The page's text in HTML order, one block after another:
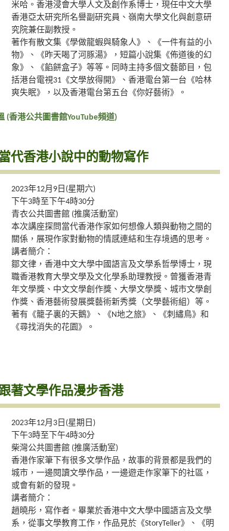
米哈。香港浸會大學人文及創作系博士，現任中文大學
香港亞太研究所名譽副研究員、嶺南大學文化與創意研
究院兼任副教授。
著作有散文集《學做龍蝦與騎象人》、《一件有益的小
物》、《昨天喝了河豚湯》，短篇小說集《佈道後的幻
象》、《餡餅盒子》等等。同時主持多個文藝節目，包
括港台電視31《文學放得開》、香港電台第一台《哈林
爽失眠》，以及香港電台第五台《你好藝術》。
(香港公共圖書館YouTube頻道)
代香港小說中的動物寫作
2023年12月9日(星期六)
下午3時至下午4時30分
青衣公共圖書館 (推廣活動室)
本次講座探問當代香港作家如何想像人類與動物之間的
關係，展現作家對動物的情感連結和生存境遇的思考。
講者簡介：
鄒文律，香港中文大學中國語言及文學系哲學博士，現
職香港教育大學文學及文化學系助理教授。曾獲香港青
年文學獎、中文文學創作獎、大學文學獎、城市文學創
作獎、香港藝術發展獎藝術新秀獎（文學藝術組）等。
著有《籠子裏的天鵝》、《N地之旅》、《刺繡鳥》和
《尋找消失的花園》。
著文學作品漫步香港
2023年12月3日(星期日)
下午3時至下午4時30分
柴灣公共圖書館 (推廣活動室)
香港作家筆下有很多文學作品，故事的背景都是我們的
城市，一邊閱讀文學作品，一邊遊走作家筆下的社區，
或會有新的發現。
講者簡介：
趙曉彤，寫作者。畢業於香港中文大學中國語言及文學
系，從事文學教育工作，作品見於《StoryTeller》、《明